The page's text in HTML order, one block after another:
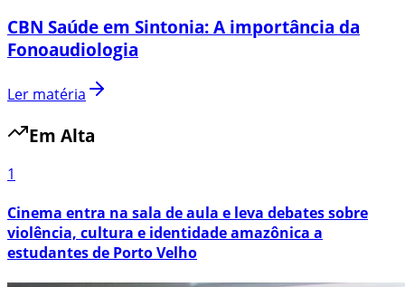
CBN Saúde em Sintonia: A importância da
Fonoaudiologia
Ler matéria
Em Alta
1
Cinema entra na sala de aula e leva debates sobre
violência, cultura e identidade amazônica a
estudantes de Porto Velho